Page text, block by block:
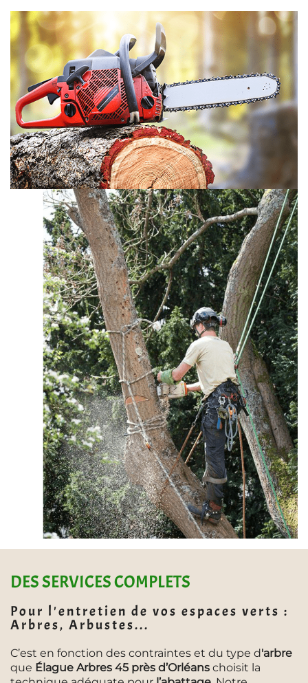
DES SERVICES COMPLETS
Pour l'entretien de vos espaces verts :
Arbres, Arbustes...
C’est en fonction des contraintes et du type d'arbre
que Élague Arbres 45 près d’Orléans choisit la